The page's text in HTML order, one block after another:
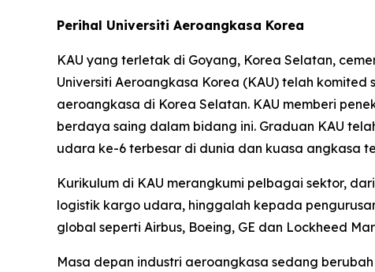
Perihal Universiti Aeroangkasa Korea
KAU yang terletak di Goyang, Korea Selatan,
Universiti Aeroangkasa Korea (KAU) telah
aeroangkasa di Korea Selatan. KAU memberi
berdaya saing dalam bidang ini. Graduan KAU
udara ke-6 terbesar di dunia dan kuasa angkasa
Kurikulum di KAU merangkumi pelbagai sektor,
logistik kargo udara, hinggalah kepada
global seperti Airbus, Boeing, GE dan Lockheed
Masa depan industri aeroangkasa sedang